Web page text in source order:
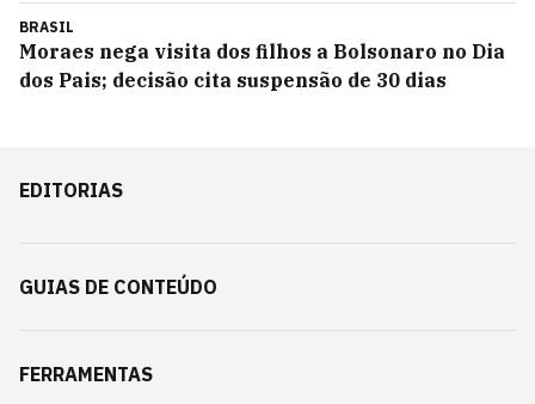
BRASIL
Moraes nega visita dos filhos a Bolsonaro no Dia
dos Pais; decisão cita suspensão de 30 dias
EDITORIAS
GUIAS DE CONTEÚDO
FERRAMENTAS